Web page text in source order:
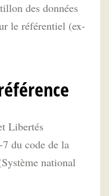
des données
le référentiel (ex-
Libertés
du code de la
national